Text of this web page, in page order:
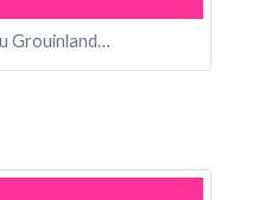
Grouinland…